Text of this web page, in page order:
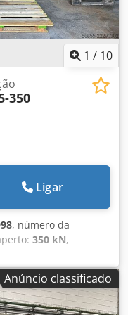
1 / 10
350
Ligar
, número da
350 kN,
entre as colunas:
injeção:2 500 barra, À
modelo
em estado usado.
Anúncio classificado